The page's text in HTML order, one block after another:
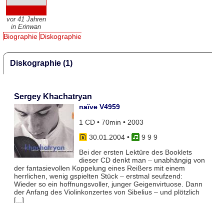
vor 41 Jahren
in Erinwan
Biographie Diskographie
Diskographie (1)
Sergey Khachatryan
naïve V4959
1 CD • 70min • 2003
30.01.2004•
9 9 9
Bei der ersten Lektüre des Booklets
dieser CD denkt man – unabhängig von
der fantasievollen Koppelung eines Reißers mit einem
herrlichen, wenig gspielten Stück – erstmal seufzend:
Wieder so ein hoffnungsvoller, junger Geigenvirtuose. Dann
der Anfang des Violinkonzertes von Sibelius – und plötzlich
[...]